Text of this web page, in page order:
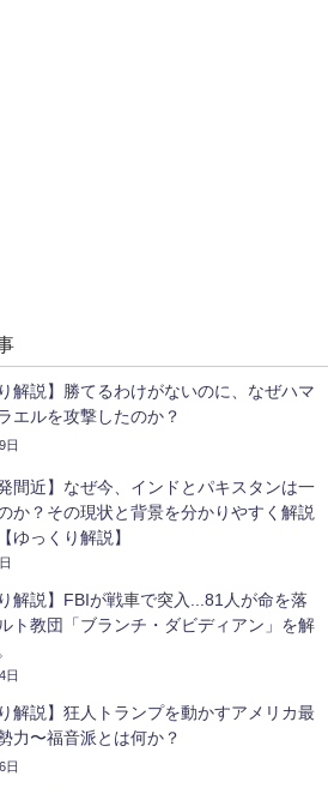
解説】勝てるわけがないのに、なぜハマ
エルを攻撃したのか？
日
発間近】なぜ今、インドとパキスタンは一
か？その現状と背景を分かりやすく解説
ゆっくり解説】
り解説】FBIが戦車で突入...81人が命を落
ト教団「ブランチ・ダビディアン」を解
日
り解説】狂人トランプを動かすアメリカ最
力〜福音派とは何か？
日